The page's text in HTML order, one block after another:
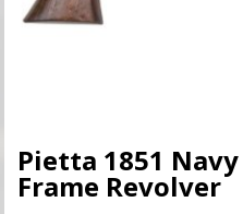
Pietta 1851
Frame Revolver